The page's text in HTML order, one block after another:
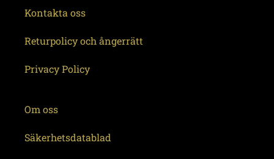
Kontakta oss
Returpolicy och ångerrätt
Privacy Policy
Om oss
Säkerhetsdatablad